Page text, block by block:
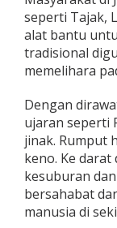
seperti Tajak,
alat bantu
tradisional
memelihara
Dengan
ujaran seperti
jinak. Rumput
keno. Ke
kesuburan
bersahabat
manusia di